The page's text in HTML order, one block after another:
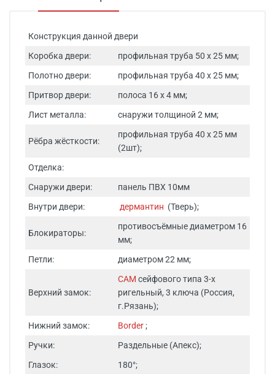
Конструкция данной двери
Коробка двери:
профильная труба 50 х 25 мм;
Полотно двери:
профильная труба 40 х 25 мм;
Притвор двери:
полоса 16 х 4 мм;
Лист металла:
снаружи толщиной 2 мм;
Рёбра жёсткости:
профильная труба 40 х 25 мм
(2шт);
Отделка:
Снаружи двери:
панель ПВХ 10мм
Внутри двери:
дермантин (Тверь);
Блокираторы:
противосъёмные диаметром 16
мм;
Петли:
диаметром 22 мм;
Верхний замок:
САМ сейфового типа 3-х
ригельный, 3 ключа (Россия,
г.Рязань);
Нижний замок:
Border;
Ручки:
Раздельные (Апекс);
Глазок:
180°;